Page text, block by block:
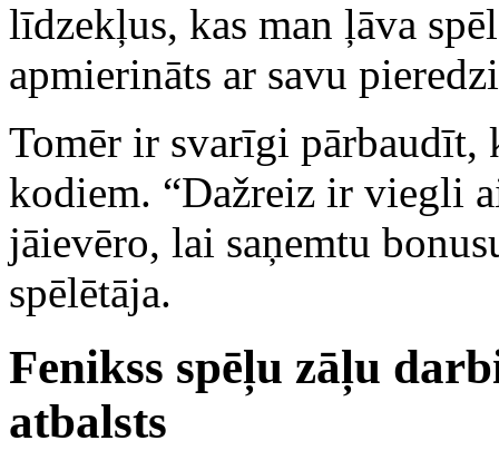
līdzekļus, kas man ļāva
apmierināts ar savu
Tomēr ir svarīgi
kodiem. “Dažreiz ir viegli
jāievēro, lai saņemtu
spēlētāja.
Fenikss spēļu zāļu
atbalsts